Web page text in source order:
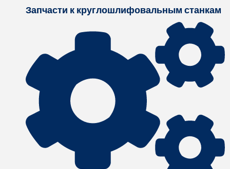
Запчасти к круглошлифовальным станкам